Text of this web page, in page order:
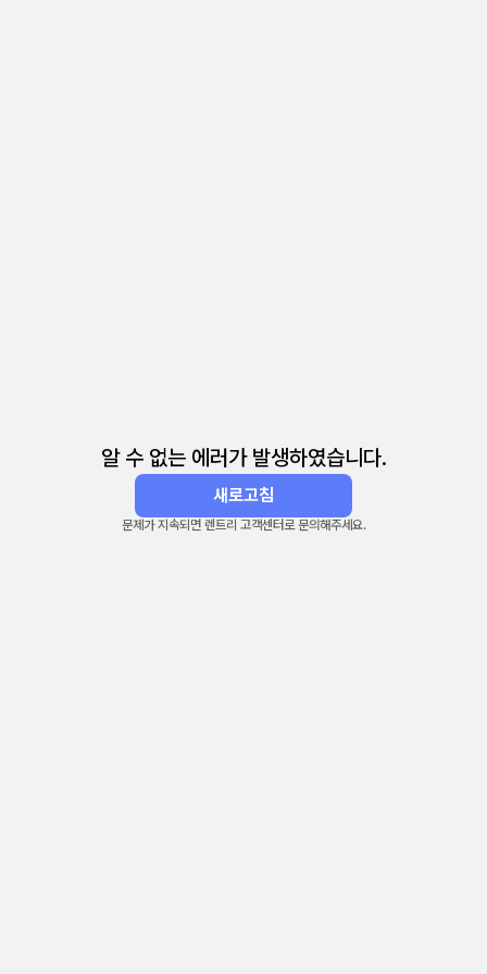
알 수 없는 에러가 발생하였습니다.
새로고침
문제가 지속되면 렌트리 고객센터로 문의해주세요.